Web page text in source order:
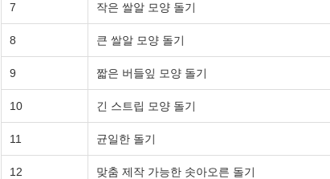
7 작은 쌀알 모양 돌기
8 큰 쌀알 모양 돌기
9 짧은 버들잎 모양 돌기
10 긴 스트립 모양 돌기
11 균일한 돌기
12 맞춤 제작 가능한 솟아오른 돌기